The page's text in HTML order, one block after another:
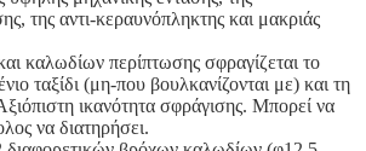
της αντι-κεραυνόπληκτης και μακριάς
καλωδίων περίπτωσης σφραγίζεται το
ταξίδι (μη-που βουλκανίζονται με) και τη
ικανότητα σφράγισης. Μπορεί να
να διατηρήσει.